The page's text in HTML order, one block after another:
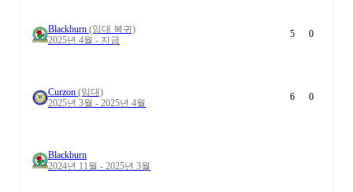
Blackburn (임대 복귀)
2025년 4월 - 지금
5 0
Curzon (임대)
2025년 3월 - 2025년 4월
6 0
Blackburn
2024년 11월 - 2025년 3월